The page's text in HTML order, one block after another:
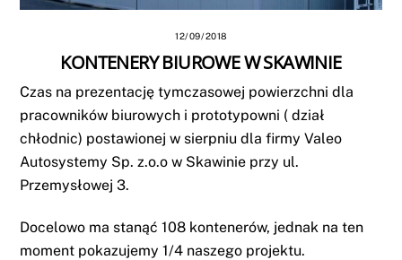
12/09/2018
KONTENERY BIUROWE W SKAWINIE
Czas na prezentację tymczasowej powierzchni dla
pracowników biurowych i prototypowni ( dział
chłodnic) postawionej w sierpniu dla firmy Valeo
Autosystemy Sp. z.o.o w Skawinie przy ul.
Przemysłowej 3.
Docelowo ma stanąć 108 kontenerów, jednak na ten
moment pokazujemy 1/4 naszego projektu.